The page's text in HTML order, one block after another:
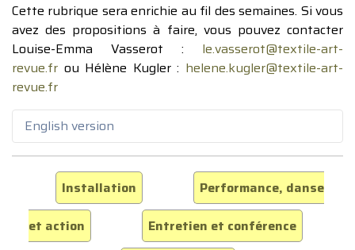
Cette rubrique sera enrichie au fil des semaines. Si vous
avez des propositions à faire, vous pouvez contacter
Louise-Emma Vasserot : le.vasserot@textile-art-
revue.fr ou Hélène Kugler : helene.kugler@textile-art-
revue.fr
English version
Installation
Performance, danse
et action
Entretien et conférence